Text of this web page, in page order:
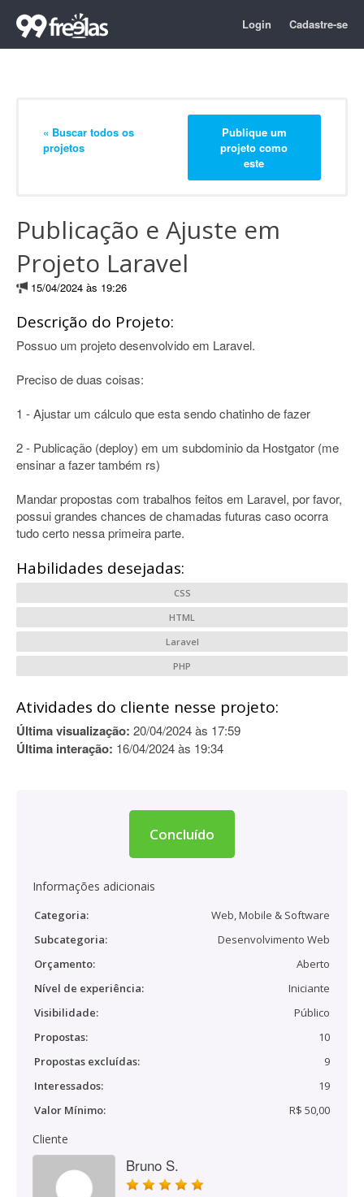
Login Cadastre-se
« Buscar todos os
projetos
Publique um
projeto como
este
Publicação e Ajuste em
Projeto Laravel
15/04/2024 às 19:26
Descrição do Projeto:
Possuo um projeto desenvolvido em Laravel.
Preciso de duas coisas:
1 - Ajustar um cálculo que esta sendo chatinho de fazer
2 - Publicação (deploy) em um subdominio da Hostgator (me
ensinar a fazer também rs)
Mandar propostas com trabalhos feitos em Laravel, por favor,
possui grandes chances de chamadas futuras caso ocorra
tudo certo nessa primeira parte.
Habilidades desejadas:
CSS
HTML
Laravel
PHP
Atividades do cliente nesse projeto:
Última visualização: 20/04/2024 às 17:59
Última interação: 16/04/2024 às 19:34
Concluído
Informações adicionais
Categoria:
Web, Mobile & Software
Subcategoria:
Desenvolvimento Web
Orçamento:
Aberto
Nível de experiência:
Iniciante
Visibilidade:
Público
Propostas:
10
Propostas excluídas:
9
Interessados:
19
Valor Mínimo:
R$ 50,00
Cliente
Bruno S.